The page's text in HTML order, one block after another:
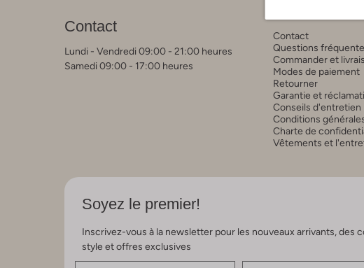
Contact
Lundi - Vendredi 09:00 - 21:00 heures
Samedi 09:00 - 17:00 heures
Contact
Questions
Commander et
Modes de paiement
Retourner
Garantie et
Conseils d'entretien
Conditions
Charte de
Vêtements et
Soyez le premier!
Inscrivez-vous à la newsletter pour les nouveaux arrivants, des
style et offres exclusives